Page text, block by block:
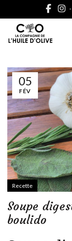
05
FÉV
Recette
Soupe
boulido